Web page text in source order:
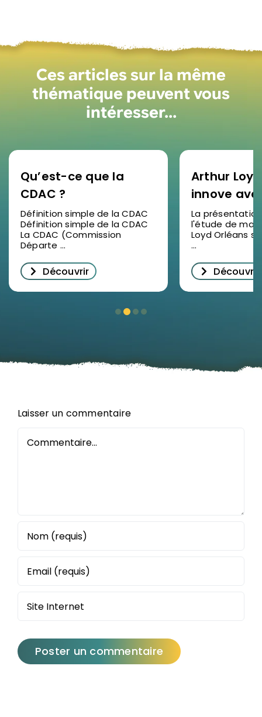
Ces articles sur la même
thématique peuvent vous
intéresser…
Qu’est-ce que la
CDAC ?
Définition simple de la CDAC
Définition simple de la CDAC
La CDAC (Commission
Départe ...
Découvrir
Arthur
innove
étude de
2025 en
succès
décrypter
La
l'étude de
Loyd Orléans
...
Découvrir
Laisser un commentaire